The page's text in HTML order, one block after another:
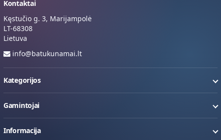
Kontaktai
Kęstučio g. 3, Marijampolė
LT-68308
Lietuva
info@batukunamai.lt
Kategorijos
Gamintojai
Informacija